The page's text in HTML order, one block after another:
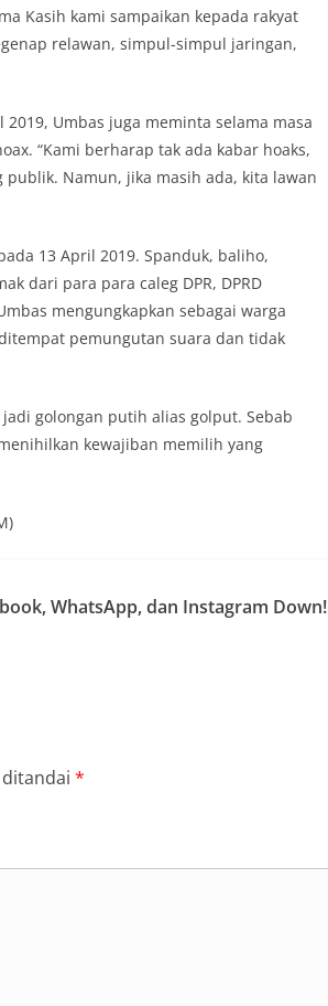
Kasih kami sampaikan kepada rakyat
relawan, simpul-simpul jaringan,
Umbas juga meminta selama masa
“Kami berharap tak ada kabar hoaks,
Namun, jika masih ada, kita lawan
13 April 2019. Spanduk, baliho,
dari para para caleg DPR, DPRD
mengungkapkan sebagai warga
pemungutan suara dan tidak
golongan putih alias golput. Sebab
kewajiban memilih yang
WhatsApp, dan Instagram Down!
ditandai *